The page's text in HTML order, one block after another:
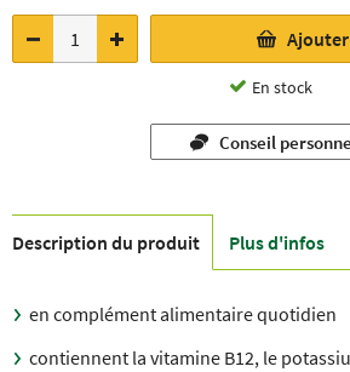
En stock
Conseil
Description du produit Plus d'infos
en complément alimentaire quotidien
contiennent la vitamine B12, le